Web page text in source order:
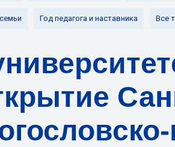
Год педагога и наставника Все